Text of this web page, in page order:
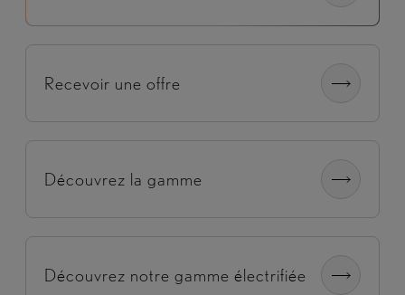
Recevoir une offre
Découvrez la gamme
Découvrez notre gamme électrifiée